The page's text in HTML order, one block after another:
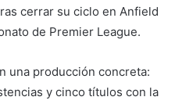
cerrar su ciclo en Anfield
de Premier League.
una producción concreta:
y cinco títulos con la